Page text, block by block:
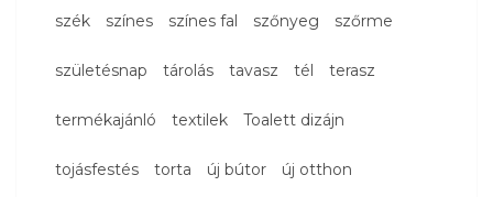
szék színes színes fal szőnyeg szőrme
születésnap tárolás tavasz tél terasz
termékajánló textilek Toalett dizájn
tojásfestés torta új bútor új otthon